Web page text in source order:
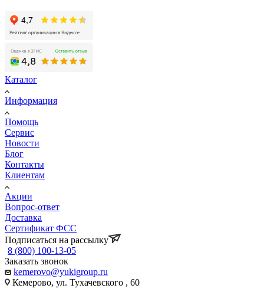
Каталог
Информация
Помощь
Сервис
Новости
Блог
Контакты
Клиентам
Акции
Вопрос-ответ
Доставка
Сертификат ФСС
Подписаться на рассылку
8 (800) 100-13-05
Заказать звонок
kemerovo@yukigroup.ru
Кемерово, ул. Тухачевского , 60